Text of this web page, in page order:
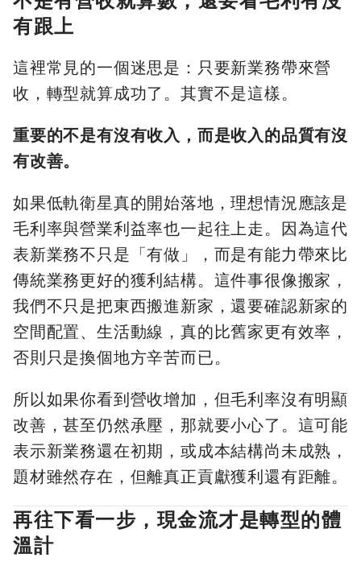
有跟上
這裡常見的一個迷思是：只要新業務帶來營
收，轉型就算成功了。其實不是這樣。
重要的不是有沒有收入，而是收入的品質有沒
有改善。
如果低軌衛星真的開始落地，理想情況應該是
毛利率與營業利益率也一起往上走。因為這代
表新業務不只是「有做」，而是有能力帶來比
傳統業務更好的獲利結構。這件事很像搬家，
我們不只是把東西搬進新家，還要確認新家的
空間配置、生活動線，真的比舊家更有效率，
否則只是換個地方辛苦而已。
所以如果你看到營收增加，但毛利率沒有明顯
改善，甚至仍然承壓，那就要小心了。這可能
表示新業務還在初期，或成本結構尚未成熟，
題材雖然存在，但離真正貢獻獲利還有距離。
再往下看一步，現金流才是轉型的體
溫計